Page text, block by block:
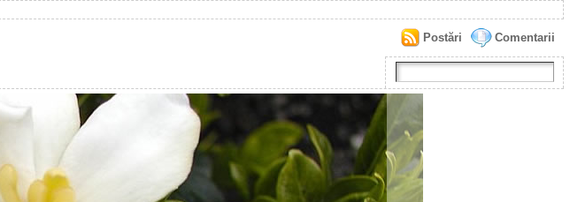
Comentarii
Postări